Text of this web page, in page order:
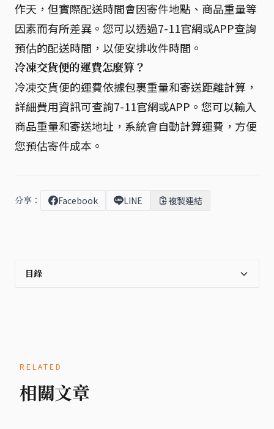
作天，但實際配送時間會因寄件地點、商品重量等
因素而有所差異。您可以透過7-11官網或APP查詢
預估的配送時間，以便安排收件時間。
冷凍交貨便的運費怎麼算？
冷凍交貨便的運費依據包裹重量和寄送距離計算，
詳細費用資訊可查詢7-11官網或APP。您可以輸入
商品重量和寄送地址，系統會自動計算運費，方便
您預估寄件成本。
分享： Facebook LINE 複製連結
目錄
RELATED
相關文章